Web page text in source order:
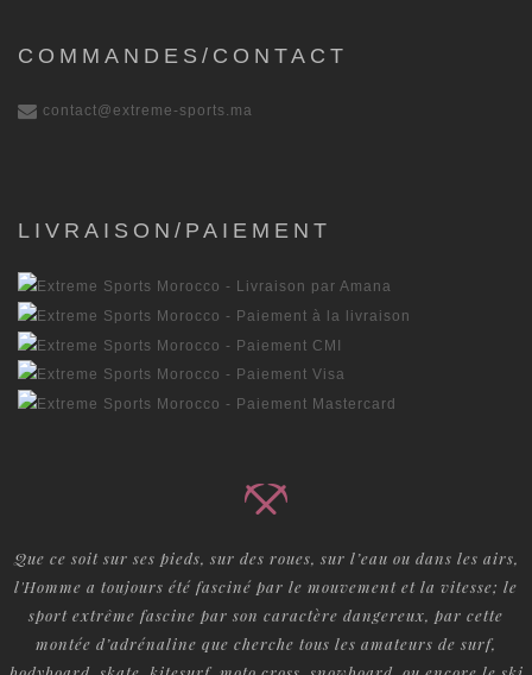
COMMANDES/CONTACT
contact@extreme-sports.ma
LIVRAISON/PAIEMENT
Que ce soit sur ses pieds, sur des roues, sur l’eau ou dans les airs,
l'Homme a toujours été fasciné par le mouvement et la vitesse; le
sport extrême fascine par son caractère dangereux, par cette
montée d’adrénaline que cherche tous les amateurs de surf,